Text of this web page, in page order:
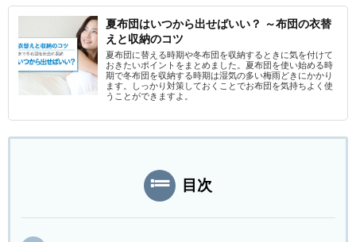
夏布団はいつから出せばいい？ ～布団の衣替
えと収納のコツ
夏布団に替える時期や冬布団を収納するときに気を付けて
おきたいポイントをまとめました。夏布団を使い始める時
期で冬布団を収納する時期は湿気の多い梅雨どきにかかり
ます。しっかり対策しておくことでお布団を気持ちよく使
うことができますよ。
目次